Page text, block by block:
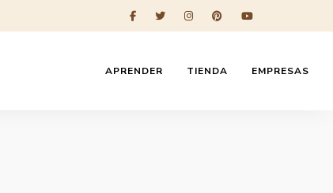
APRENDER TIENDA EMPRESAS